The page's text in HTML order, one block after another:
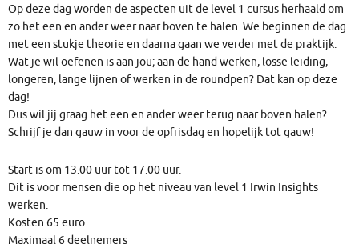
Op deze dag worden de aspecten uit de level 1 cursus herhaald om
zo het een en ander weer naar boven te halen. We beginnen de dag
met een stukje theorie en daarna gaan we verder met de praktijk.
Wat je wil oefenen is aan jou; aan de hand werken, losse leiding,
longeren, lange lijnen of werken in de roundpen? Dat kan op deze
dag!
Dus wil jij graag het een en ander weer terug naar boven halen?
Schrijf je dan gauw in voor de opfrisdag en hopelijk tot gauw!
Start is om 13.00 uur tot 17.00 uur.
Dit is voor mensen die op het niveau van level 1 Irwin Insights
werken.
Kosten 65 euro.
Maximaal 6 deelnemers